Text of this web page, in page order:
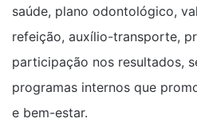
saúde, plano odontológico,
refeição, auxílio-transporte,
participação nos resultados,
programas internos que
e bem-estar.